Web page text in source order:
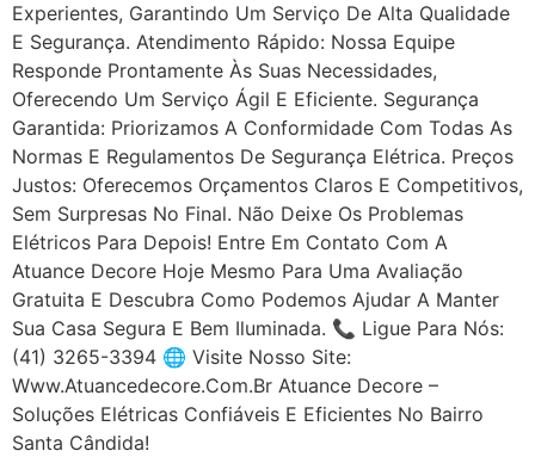
Experientes, Garantindo Um Serviço De Alta Qualidade
E Segurança. Atendimento Rápido: Nossa Equipe
Responde Prontamente Às Suas Necessidades,
Oferecendo Um Serviço Ágil E Eficiente. Segurança
Garantida: Priorizamos A Conformidade Com Todas As
Normas E Regulamentos De Segurança Elétrica. Preços
Justos: Oferecemos Orçamentos Claros E Competitivos,
Sem Surpresas No Final. Não Deixe Os Problemas
Elétricos Para Depois! Entre Em Contato Com A
Atuance Decore Hoje Mesmo Para Uma Avaliação
Gratuita E Descubra Como Podemos Ajudar A Manter
Sua Casa Segura E Bem Iluminada. 📞 Ligue Para Nós:
(41) 3265-3394 🌐 Visite Nosso Site:
Www.atuancedecore.com.br Atuance Decore –
Soluções Elétricas Confiáveis E Eficientes No Bairro
Santa Cândida!